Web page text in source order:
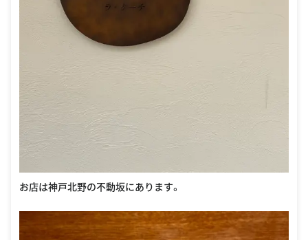
お店は神戸北野の不動坂にあります。